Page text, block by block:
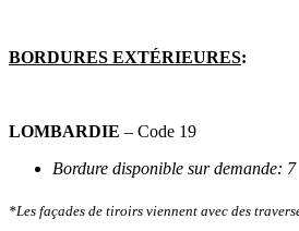
BORDURES EXTÉRIEURES:
LOMBARDIE – Code 19
Bordure disponible sur demande: 7
*Les façades de tiroirs viennent avec des